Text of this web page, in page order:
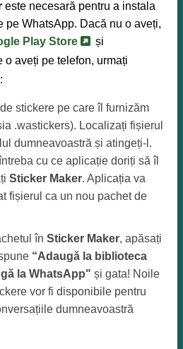
este necesară pentru a instala
pe WhatsApp. Dacă nu o aveți,
Play Store
și
o aveți pe telefon, urmați
stickere pe care îl furnizăm
.wastickers). Localizați fișierul
dumneavoastră și atingeți-l.
cu ce aplicație doriți să îl
Sticker Maker. Aplicația va
fișierul ca un nou pachet de
în Sticker Maker, apăsați
“Adaugă la biblioteca
la WhatsApp" și gata! Noile
vor fi disponibile pentru
dumneavoastră